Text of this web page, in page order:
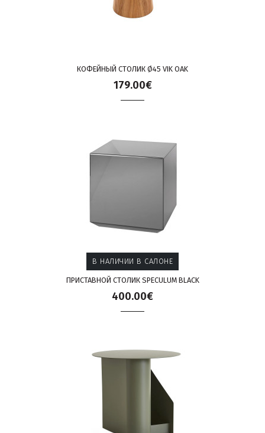
КОФЕЙНЫЙ СТОЛИК Ø45 VIK OAK
179.00€
В НАЛИЧИИ В САЛОНЕ
ПРИСТАВНОЙ СТОЛИК SPECULUM BLACK
400.00€